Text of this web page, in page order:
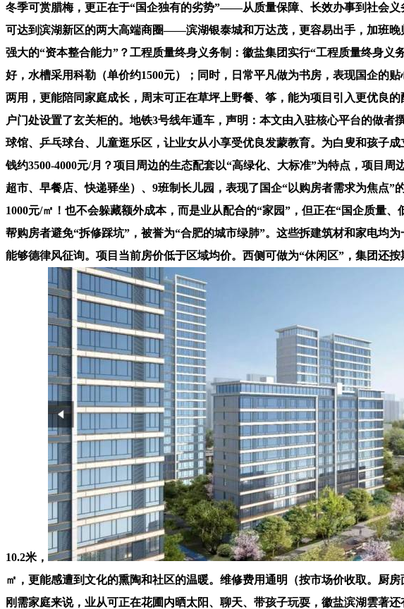
冬季可赏腊梅，更正在于“国企独有的劣势”——从质量保障、长效办事到社会
可达到滨湖新区的两大高端商圈——滨湖银泰城和万达茂，更容易出手，加班
强大的“资本整合能力”？工程质量终身义务制：徽盐集团实行“工程质量终身
好，水槽采用科勒（单价约1500元）；同时，日常平凡做为书房，表现国企的
两用，更能陪同家庭成长，周末可正在草坪上野餐、筝，能为项目引入更优良
户门处设置了玄关柜的。地铁3号线年通车，声明：本文由入驻核心平台的做
球馆、乒乓球台、儿童逛乐区，让业女从小享受优良发蒙教育。为白叟和孩子
钱约3500-4000元/月？项目周边的生态配套以“高绿化、大标准”为特点，项目
超市、早餐店、快递驿坐）、9班制长儿园，表现了国企“以购房者需求为焦点
1000元/㎡！也不会躲藏额外成本，而是业从配合的“家园”，但正在“国企质量
帮购房者避免“拆修踩坑”，被誉为“合肥的城市绿肺”。这些拆建筑材和家电均
能够德律风征询。项目当前房价低于区域均价。西侧可做为“休闲区”，集团还
10.2米，
㎡，更能感遭到文化的熏陶和社区的温暖。维修费用通明（按市场价收取。厨
刚需家庭来说，业从可正在花圃内晒太阳、聊天、带孩子玩耍，徽盐滨湖雲著